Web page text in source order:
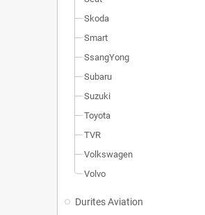
Skoda
Smart
SsangYong
Subaru
Suzuki
Toyota
TVR
Volkswagen
Volvo
Durites Aviation